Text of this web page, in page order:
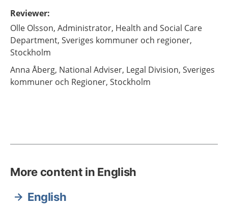
Reviewer:
Olle Olsson, Administrator, Health and Social Care
Department, Sveriges kommuner och regioner,
Stockholm
Anna Åberg, National Adviser, Legal Division, Sveriges
kommuner och Regioner, Stockholm
More content in English
English